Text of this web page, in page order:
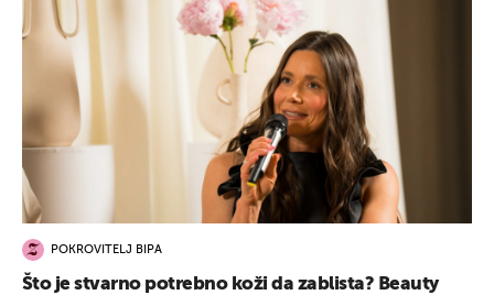
POKROVITELJ BIPA
Što je stvarno potrebno koži da zablista? Beauty